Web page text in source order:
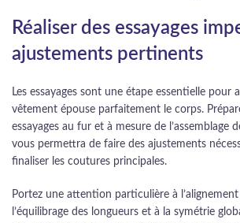
Réaliser des essayages
ajustements pertinents
Les essayages sont une étape essentielle pour
vêtement épouse parfaitement le corps.
essayages au fur et à mesure de l’assemblage
vous permettra de faire des ajustements
finaliser les coutures principales.
Portez une attention particulière à
l’équilibrage des longueurs et à la symétrie